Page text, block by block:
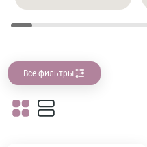
Все фильтры